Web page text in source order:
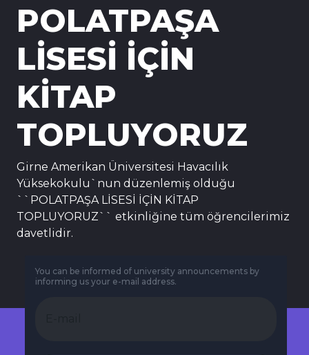
POLATPAŞA
LİSESİ İÇİN
KİTAP
TOPLUYORUZ
Girne Amerikan Üniversitesi Havacılık
Yüksekokulu`nun düzenlemiş olduğu
``POLATPAŞA LİSESİ İÇİN KİTAP
TOPLUYORUZ`` etkinliğine tüm öğrencilerimiz
davetlidir.
You can be informed of university announcements by
informing us your e-mail address.